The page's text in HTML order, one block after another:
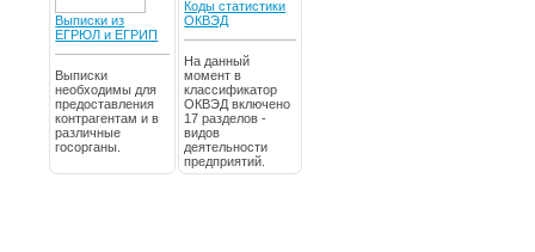
Выписки из
ЕГРЮЛ и ЕГРИП
Выписки
необходимы для
предоставления
контрагентам и в
различные
госорганы.
Коды статистики
ОКВЭД
На данный
момент в
классификатор
ОКВЭД включено
17 разделов -
видов
деятельности
предприятий.